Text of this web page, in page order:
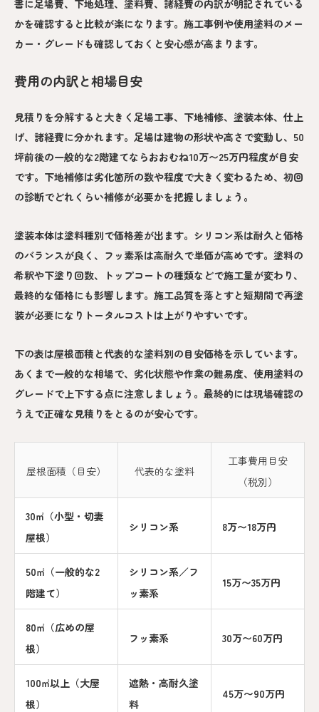
書に足場費、下地処理、塗料費、諸経費の内訳が明記されている
かを確認すると比較が楽になります。施工事例や使用塗料のメー
カー・グレードも確認しておくと安心感が高まります。
費用の内訳と相場目安
見積りを分解すると大きく足場工事、下地補修、塗装本体、仕上
げ、諸経費に分かれます。足場は建物の形状や高さで変動し、50
坪前後の一般的な2階建てならおおむね10万〜25万円程度が目安
です。下地補修は劣化箇所の数や程度で大きく変わるため、初回
の診断でどれくらい補修が必要かを把握しましょう。
塗装本体は塗料種別で価格差が出ます。シリコン系は耐久と価格
のバランスが良く、フッ素系は高耐久で単価が高めです。塗料の
希釈や下塗り回数、トップコートの種類などで施工量が変わり、
最終的な価格にも影響します。施工品質を落とすと短期間で再塗
装が必要になりトータルコストは上がりやすいです。
下の表は屋根面積と代表的な塗料別の目安価格を示しています。
あくまで一般的な相場で、劣化状態や作業の難易度、使用塗料の
グレードで上下する点に注意しましょう。最終的には現場確認の
うえで正確な見積りをとるのが安心です。
屋根面積（目安） 代表的な塗料
工事費用目安
（税別）
30㎡（小型・切妻
屋根）
シリコン系 8万〜18万円
50㎡（一般的な2
階建て）
シリコン系／フ
ッ素系
15万〜35万円
80㎡（広めの屋
根）
フッ素系 30万〜60万円
100㎡以上（大屋
根）
遮熱・高耐久塗
料
45万〜90万円